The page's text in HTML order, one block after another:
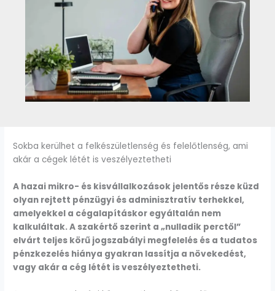
Sokba kerülhet a felkészületlenség és felelőtlenség, ami
akár a cégek létét is veszélyeztetheti
A hazai mikro- és kisvállalkozások jelentős része küzd
olyan rejtett pénzügyi és adminisztratív terhekkel,
amelyekkel a cégalapításkor egyáltalán nem
kalkuláltak. A szakértő szerint a „nulladik perctől”
elvárt teljes körű jogszabályi megfelelés és a tudatos
pénzkezelés hiánya gyakran lassítja a növekedést,
vagy akár a cég létét is veszélyeztetheti.